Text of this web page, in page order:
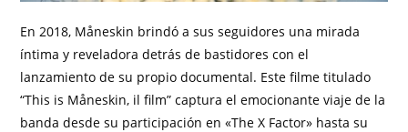
En 2018, Måneskin brindó a sus seguidores una mirada
íntima y reveladora detrás de bastidores con el
lanzamiento de su propio documental. Este filme titulado
“This is Måneskin, il film” captura el emocionante viaje de la
banda desde su participación en «The X Factor» hasta su